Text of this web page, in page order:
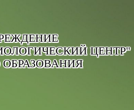
ЦЕНТР"